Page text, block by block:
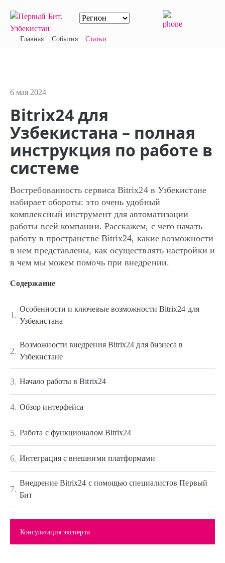
Главная События Статьи
6 мая 2024
Bitrix24 для
Узбекистана – полная
инструкция по работе в
системе
Востребованность сервиса Bitrix24 в Узбекистане
набирает обороты: это очень удобный
комплексный инструмент для автоматизации
работы всей компании. Расскажем, с чего начать
работу в пространстве Bitrix24, какие возможности
в нем представлены, как осуществлять настройки и
в чем мы можем помочь при внедрении.
Содержание
1.
Особенности и ключевые возможности Bitrix24 для
Узбекистана
2.
Возможности внедрения Bitrix24 для бизнеса в
Узбекистане
3. Начало работы в Bitrix24
4. Обзор интерфейса
5. Работа с функционалом Bitrix24
6. Интеграция с внешними платформами
7.
Внедрение Bitrix24 с помощью специалистов Первый
Бит
Консультация эксперта